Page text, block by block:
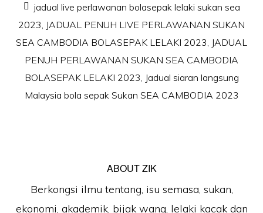
jadual live perlawanan bolasepak lelaki sukan sea
2023 JADUAL PENUH LIVE PERLAWANAN SUKAN
SEA CAMBODIA BOLASEPAK LELAKI 2023 JADUAL
PENUH PERLAWANAN SUKAN SEA CAMBODIA
BOLASEPAK LELAKI 2023 Jadual siaran langsung
Malaysia bola sepak Sukan SEA CAMBODIA 2023
ABOUTZIK
Berkongsi ilmu tentang, isu semasa, sukan,
ekonomi, akademik, bijak wang, lelaki kacak dan